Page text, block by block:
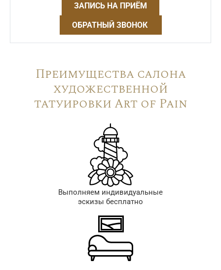
ЗАПИСЬ НА ПРИЁМ
ОБРАТНЫЙ ЗВОНОК
Преимущества салона
художественной
татуировки Art of Pain
Выполняем индивидуальные
эскизы бесплатно